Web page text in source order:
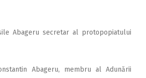
Abageru secretar al protopopiatului
Abageru, membru al Adunării